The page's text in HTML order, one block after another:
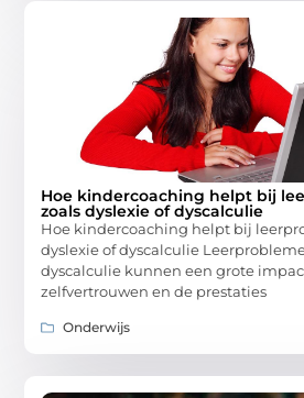
Hoe kindercoaching helpt bij
zoals dyslexie of dyscalculie
Hoe kindercoaching helpt bij
dyslexie of dyscalculie
dyscalculie kunnen een grote
zelfvertrouwen en de prestaties
Onderwijs